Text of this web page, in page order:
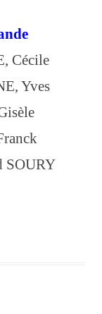
Cécile
Yves
SOURY